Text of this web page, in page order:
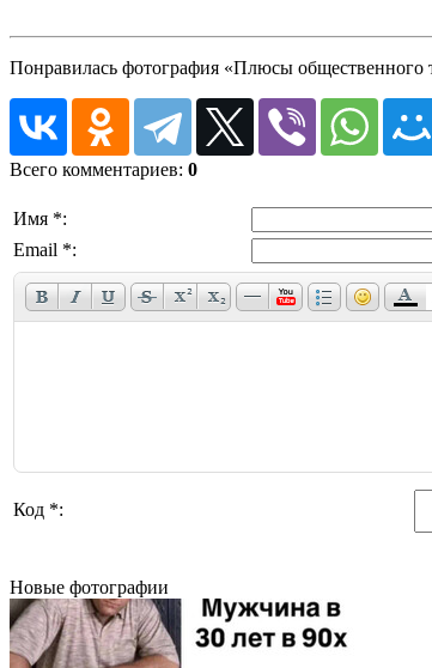
Понравилась фотография «Плюсы общественного
Всего комментариев: 0
Имя *:
Email *:
Код *:
Новые фотографии